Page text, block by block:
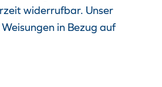
widerrufbar. Unser
in Bezug auf